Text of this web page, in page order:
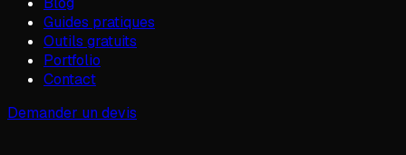
Guides pratiques
Outils gratuits
Portfolio
Contact
Demander un devis